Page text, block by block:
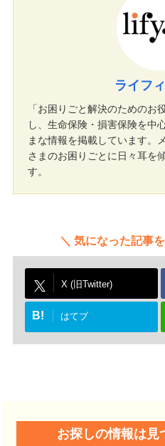
ライフ
「お困りごと解決のためのお
し、生命保険・損害保険を中
まな情報を掲載しています。
さまのお困りごとに日々耳を
す。
気になった記事
X (旧Twitter)
B! はてブ
お探しの情報は見